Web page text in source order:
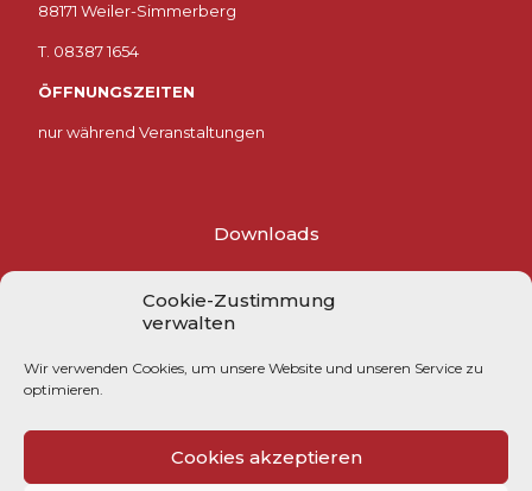
Cookie-Zustimmung
verwalten
Wir verwenden Cookies, um unsere Website und unseren Service zu
optimieren.
Cookies akzeptieren
88171 Weiler-Simmerberg
T. 08387 1654
ÖFFNUNGSZEITEN
nur während Veranstaltungen
Downloads
Datenschutzerklärung